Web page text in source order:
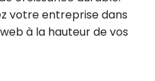
votre entreprise dans
à la hauteur de vos